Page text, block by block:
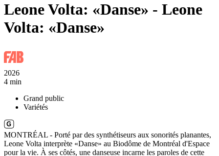
Leone Volta: «Danse» - Leone
Volta: «Danse»
2026
4 min
Grand public
Variétés
MONTRÉAL - Porté par des synthétiseurs aux sonorités planantes,
Leone Volta interprète «Danse» au Biodôme de Montréal d'Espace
pour la vie. À ses côtés, une danseuse incarne les paroles de cette